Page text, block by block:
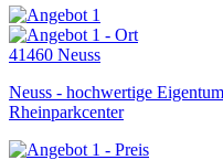
41460 Neuss
Neuss - hochwertige
Rheinparkcenter